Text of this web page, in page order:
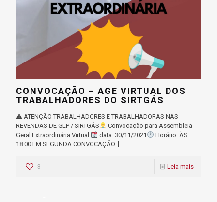
CONVOCAÇÃO – AGE VIRTUAL DOS
TRABALHADORES DO SIRTGÁS
⚠ ATENÇÃO TRABALHADORES E TRABALHADORAS NAS
REVENDAS DE GLP / SIRTGÁS
Convocação para Assembleia
Geral Extraordinária Virtual
data: 30/11/2021
Horário: ÀS
18:00 EM SEGUNDA CONVOCAÇÃO. […]
3 Leia mais